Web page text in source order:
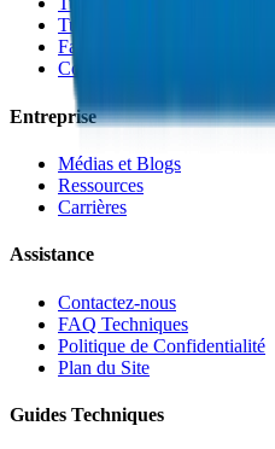
Tuyaux PEX
Fabrications et Accessoires
Colles et Solvants
Entreprise
Médias et Blogs
Ressources
Carrières
Assistance
Contactez-nous
FAQ Techniques
Politique de Confidentialité
Plan du Site
Guides Techniques